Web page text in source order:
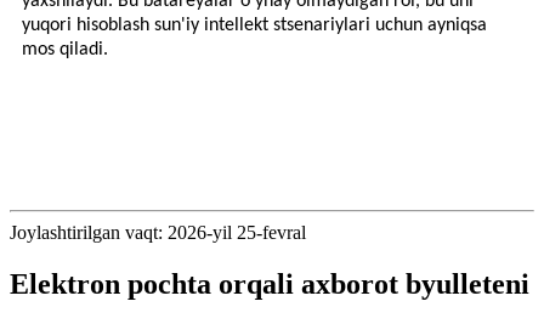
yuqori hisoblash sun'iy intellekt stsenariylari uchun ayniqsa
mos qiladi.
Joylashtirilgan vaqt: 2026-yil 25-fevral
Elektron pochta orqali axborot byulleteni